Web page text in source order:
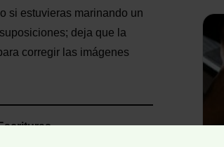
si estuvieras marinando un
deja que la
corregir las imágenes